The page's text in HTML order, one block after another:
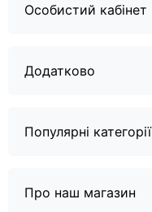
Особистий кабінет
Додатково
Популярні категорії
Про наш магазин